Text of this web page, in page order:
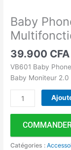
Baby
39.900 CFA
VB601 Baby
Baby Moniteur
Catégories :